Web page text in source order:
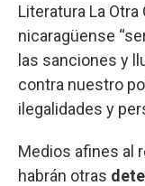
Literatura La
nicaragüense
las sanciones y
contra nuestro
ilegalidades y
Medios afines al
habrán otras